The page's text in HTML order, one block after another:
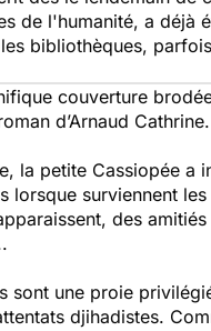
de l'humanité, a déjà
bibliothèques,
couverture
d’Arnaud Cathrine.
la petite Cassiopée a
lorsque surviennent
des
sont une proie
djihadistes.